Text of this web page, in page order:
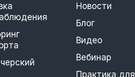
Новости
Блог
Видео
Вебинар
Практика для